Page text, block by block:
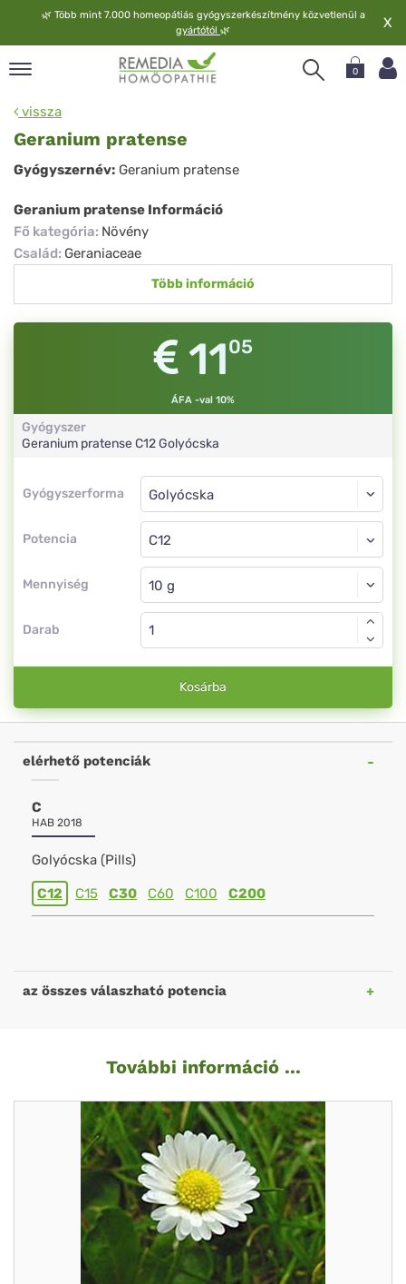
🌿 Több mint 7.000 homeopátiás gyógyszerkészítmény közvetlenül a
gyártótól 🌿 X
0
vissza
Geranium pratense
Geranium
pratense
Gyógyszernév: Geranium pratense
Geranium pratense Információ
Fő kategória: Növény
Család: Geraniaceae
Több információ
1105
ÁFA -val 10%
Gyógyszer
Geranium pratenseC12Golyócska
Gyógyszerforma
Gyógyszerforma
Potencia
Golyócska
C12
Mennyiség
Golyócska
Darab
Kosárba
elérhető potenciák
C
HAB 2018
Golyócska (Pills)
C12 C15 C30 C60 C100 C200
az összes válaszható potencia
További információ ...